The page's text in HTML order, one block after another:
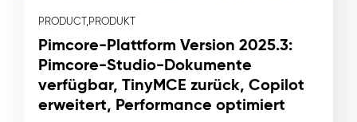
PRODUCT,PRODUKT
Pimcore-Plattform Version 2025.3:
Pimcore-Studio-Dokumente
verfügbar, TinyMCE zurück, Copilot
erweitert, Performance optimiert